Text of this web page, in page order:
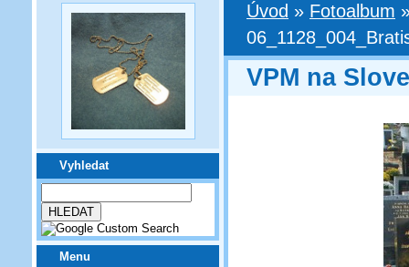
Vyhledat
Menu
Úvod » Fotoalbum
VPM na